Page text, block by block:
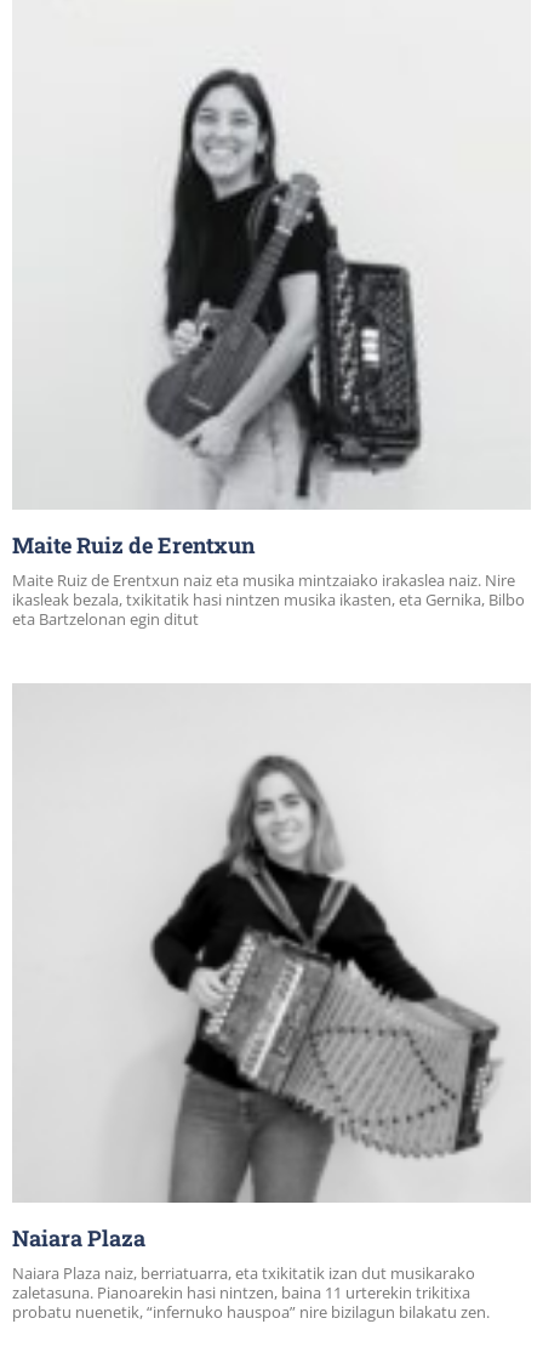
Maite Ruiz de Erentxun
Maite Ruiz de Erentxun naiz eta musika mintzaiako irakaslea naiz. Nire
ikasleak bezala, txikitatik hasi nintzen musika ikasten, eta Gernika, Bilbo
eta Bartzelonan egin ditut
Naiara Plaza
Naiara Plaza naiz, berriatuarra, eta txikitatik izan dut musikarako
zaletasuna. Pianoarekin hasi nintzen, baina 11 urterekin trikitixa
probatu nuenetik, “infernuko hauspoa” nire bizilagun bilakatu zen.